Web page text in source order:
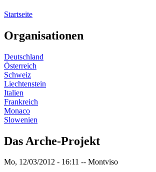
Startseite
Organisationen
Deutschland
Österreich
Schweiz
Liechtenstein
Italien
Frankreich
Monaco
Slowenien
Das Arche-Projekt
Mo, 12/03/2012 - 16:11 -- Montviso